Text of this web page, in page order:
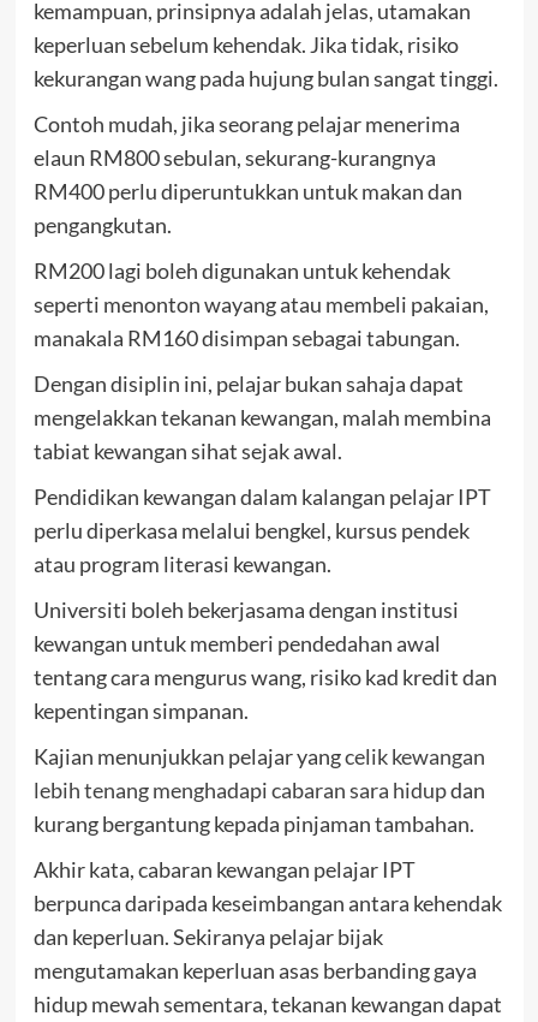
kemampuan, prinsipnya adalah jelas, utamakan
keperluan sebelum kehendak. Jika tidak, risiko
kekurangan wang pada hujung bulan sangat tinggi.
Contoh mudah, jika seorang pelajar menerima
elaun RM800 sebulan, sekurang-kurangnya
RM400 perlu diperuntukkan untuk makan dan
pengangkutan.
RM200 lagi boleh digunakan untuk kehendak
seperti menonton wayang atau membeli pakaian,
manakala RM160 disimpan sebagai tabungan.
Dengan disiplin ini, pelajar bukan sahaja dapat
mengelakkan tekanan kewangan, malah membina
tabiat kewangan sihat sejak awal.
Pendidikan kewangan dalam kalangan pelajar IPT
perlu diperkasa melalui bengkel, kursus pendek
atau program literasi kewangan.
Universiti boleh bekerjasama dengan institusi
kewangan untuk memberi pendedahan awal
tentang cara mengurus wang, risiko kad kredit dan
kepentingan simpanan.
Kajian menunjukkan pelajar yangcelik kewangan
lebih tenang menghadapi cabaran sara hidupdan
kurang bergantung kepada pinjaman tambahan.
Akhir kata, cabaran kewangan pelajar IPT
berpunca daripada keseimbangan antara kehendak
dan keperluan. Sekiranya pelajar bijak
mengutamakan keperluan asas berbanding gaya
hidup mewah sementara, tekanan kewangan dapat